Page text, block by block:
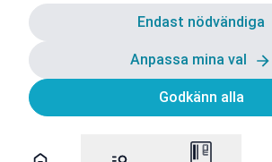
Endast nödvändiga
Anpassa mina val
Godkänn alla